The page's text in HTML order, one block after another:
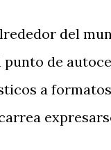
del
de
a